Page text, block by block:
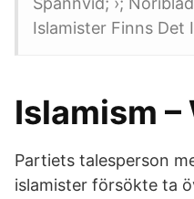
Islamister Finns Det
Islamism
Partiets talesperson
islamister försökte ta